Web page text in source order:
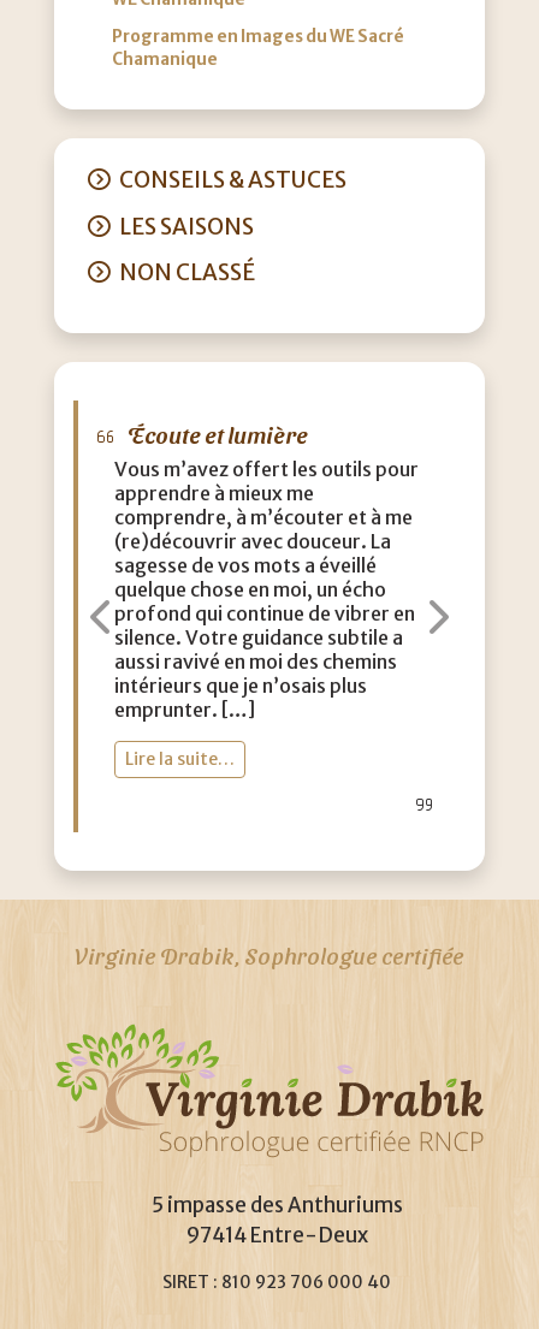
Programme en Images du WE Sacré
Chamanique
CONSEILS & ASTUCES
LES SAISONS
NON CLASSÉ
Écoute et lumière
Vous m’avez offert les outils pour
apprendre à mieux me
comprendre, à m’écouter et à me
(re)découvrir avec douceur. La
sagesse de vos mots a éveillé
quelque chose en moi, un écho
profond qui continue de vibrer en
silence. Votre guidance subtile a
aussi ravivé en moi des chemins
intérieurs que je n’osais plus
emprunter. […]
Lire la suite…
Précédent
Virginie Drabik, Sophrologue certifiée
5 impasse des Anthuriums
97414 Entre-Deux
SIRET : 810 923 706 000 40